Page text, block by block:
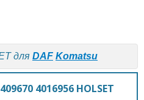
для DAF Komatsu
4016956 HOLSET